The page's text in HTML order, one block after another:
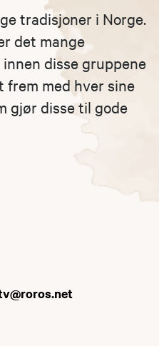
tradisjoner i Norge.
det mange
disse gruppene
frem med hver sine
gjør disse til gode